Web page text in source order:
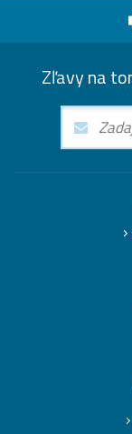
Zľavy na